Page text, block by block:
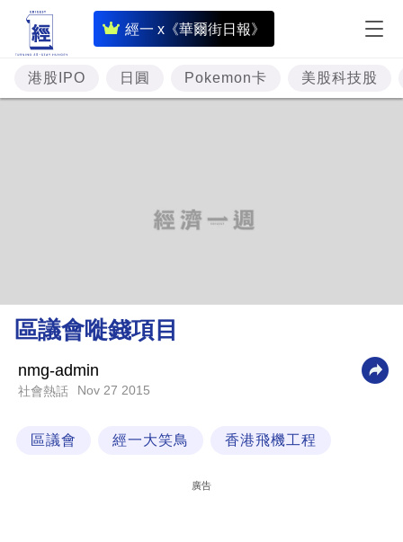
經一 x《華爾街日報》
即
時
財
經
理
財
業
技
港股IPO 日圓 Pokemon卡 美股科技股
區議會嘥錢項目
nmg-admin
社會熱話 Nov 27 2015
區議會 經一大笑鳥 香港飛機工程
廣告